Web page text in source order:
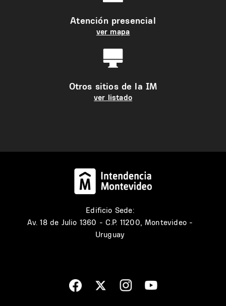
Atención presencial
ver mapa
Otros sitios de la IM
ver listado
Edificio Sede:
Av. 18 de Julio 1360 - C.P. 11200, Montevideo -
Uruguay